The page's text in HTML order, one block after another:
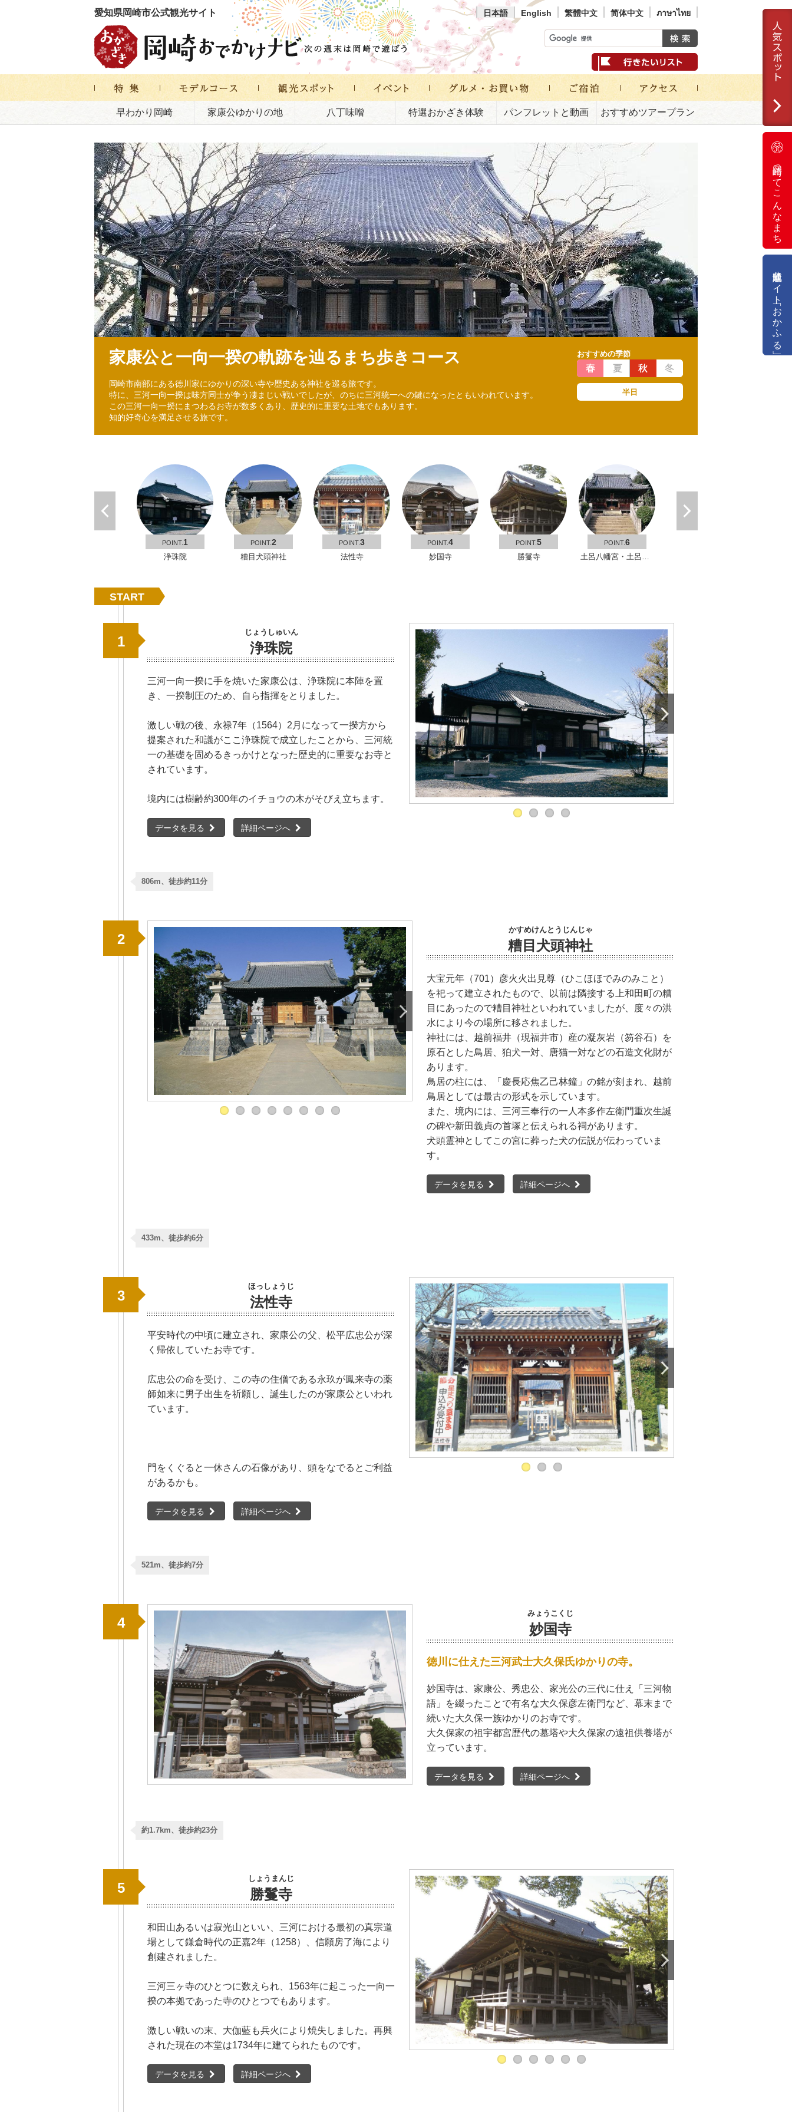
愛知県岡崎市公式観光サイト 日本語 English 繁體中文 简体中文 ภาษาไทย
早わかり岡崎 家康公ゆかりの地 八丁味噌 特選おかざき体験 パンフレットと動画 おすすめツアープラン
岡崎ってこんなまち
公式通販サイト「おかふる」
家康公と一向一揆の軌跡を辿るまち歩きコース
岡崎市南部にある徳川家にゆかりの深い寺や歴史ある神社を巡る旅です。
特に、三河一向一揆は味方同士が争う凄まじい戦いでしたが、のちに三河統一への鍵になったともいわれています。
この三河一向一揆にまつわるお寺が数多くあり、歴史的に重要な土地でもあります。
知的好奇心を満足させる旅です。
おすすめの季節
半日
POINT. 1
浄珠院
POINT.2
糟目犬頭神社
POINT.3
法性寺
POINT.4
妙国寺
POINT.5
勝鬘寺
POINT.6
土呂八幡宮・土呂陣屋の松
START
1
じょうしゅいん
浄珠院
三河一向一揆に手を焼いた家康公は、浄珠院に本陣を置
き、一揆制圧のため、自ら指揮をとりました。
激しい戦の後、永禄7年（1564）2月になって一揆方から
提案された和議がここ浄珠院で成立したことから、三河統
一の基礎を固めるきっかけとなった歴史的に重要なお寺と
されています。
境内には樹齢約300年のイチョウの木がそびえ立ちます。
データを見る 詳細ページへ
806m、徒歩約11分
2
かすめけんとうじんじゃ
糟目犬頭神社
大宝元年（701）彦火火出見尊（ひこほほでみのみこと）
を祀って建立されたもので、以前は隣接する上和田町の糟
目にあったので糟目神社といわれていましたが、度々の洪
水により今の場所に移されました。
神社には、越前福井（現福井市）産の凝灰岩（笏谷石）を
原石とした鳥居、狛犬一対、唐猫一対などの石造文化財が
あります。
鳥居の柱には、「慶長応焦乙己林鐘」の銘が刻まれ、越前
鳥居としては最古の形式を示しています。
また、境内には、三河三奉行の一人本多作左衛門重次生誕
の碑や新田義貞の首塚と伝えられる祠があります。
犬頭霊神としてこの宮に葬った犬の伝説が伝わっていま
す。
データを見る 詳細ページへ
433m、徒歩約6分
3
ほっしょうじ
法性寺
平安時代の中頃に建立され、家康公の父、松平広忠公が深
く帰依していたお寺です。
広忠公の命を受け、この寺の住僧である永玖が鳳来寺の薬
師如来に男子出生を祈願し、誕生したのが家康公といわれ
ています。
門をくぐると一休さんの石像があり、頭をなでるとご利益
があるかも。
データを見る 詳細ページへ
521m、徒歩約7分
4
みょうこくじ
妙国寺
徳川に仕えた三河武士大久保氏ゆかりの寺。
妙国寺は、家康公、秀忠公、家光公の三代に仕え「三河物
語」を綴ったことで有名な大久保彦左衛門など、幕末まで
続いた大久保一族ゆかりのお寺です。
大久保家の祖宇都宮歴代の墓塔や大久保家の遠祖供養塔が
立っています。
データを見る 詳細ページへ
約1.7km、徒歩約23分
5
しょうまんじ
勝鬘寺
和田山あるいは寂光山といい、三河における最初の真宗道
場として鎌倉時代の正嘉2年（1258）、信願房了海により
創建されました。
三河三ヶ寺のひとつに数えられ、1563年に起こった一向一
揆の本拠であった寺のひとつでもあります。
激しい戦いの末、大伽藍も兵火により焼失しました。再興
された現在の本堂は1734年に建てられたものです。
データを見る 詳細ページへ